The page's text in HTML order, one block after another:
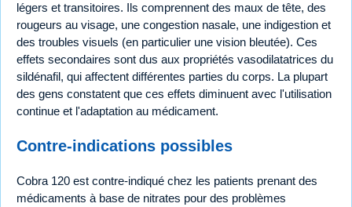
légers et transitoires. Ils comprennent des maux de tête, des
rougeurs au visage, une congestion nasale, une indigestion et
des troubles visuels (en particulier une vision bleutée). Ces
effets secondaires sont dus aux propriétés vasodilatatrices du
sildénafil, qui affectent différentes parties du corps. La plupart
des gens constatent que ces effets diminuent avec l'utilisation
continue et l'adaptation au médicament.
Contre-indications possibles
Cobra 120 est contre-indiqué chez les patients prenant des
médicaments à base de nitrates pour des problèmes